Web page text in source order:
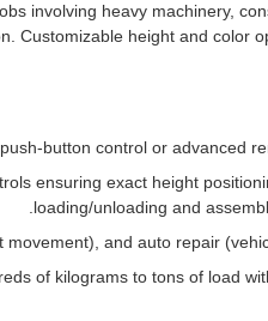
involving heavy machinery,
Customizable height and color
button control or advanced
ensuring exact height
loading/unloading and
and auto repair
of kilograms to tons of load